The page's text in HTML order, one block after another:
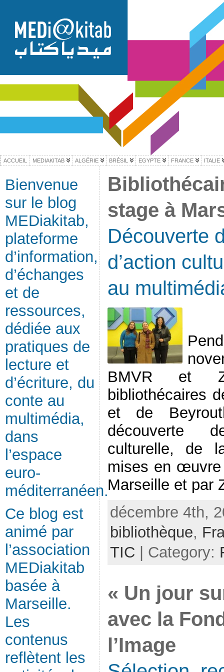
ACCUEIL MEDIAKITAB ALGÉRIE BRÉSIL EGYPTE FRANCE ITALIE
Bienvenue
sur le blog
MEDiakitab,
plateforme
d’information,
d’échanges
et de
ressources,
dédiée aux
pratiques de
lecture et
d’écriture, du
conte au
multimédia,
dans
l’espace
euro-
méditerranéen.
Ce blog est
animé par
l’association
MEDiakitab
basée à
Marseille.
Les
contenus
reflètent les
stage à
Découverte
d’action
au
BMVR et
bibliothécaires
et de
découverte
culturelle, de
mises en œuvre
Marseille et par
décembre 4th,
bibliothèque,
TIC | Category:
« Un jour
avec la
l’Image